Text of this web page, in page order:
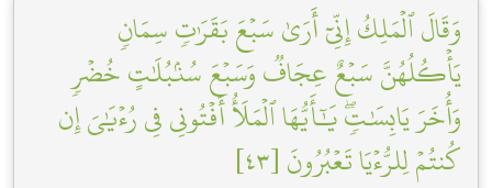
وَقَالَ ٱلۡمَلِكُ إِنِّيٓ أَرَىٰ سَبۡعَ بَقَرَٰتٖ سِمَانٖ
يَأۡكُلُهُنَّ سَبۡعٌ عِجَافٞ وَسَبۡعَ سُنۢبُلَٰتٍ خُضۡرٖ
وَأُخَرَ يَابِسَٰتٖۖ يَٰٓأَيُّهَا ٱلۡمَلَأُ أَفۡتُونِي فِي رُءۡيَٰيَ إِن
كُنتُمۡ لِلرُّءۡيَا تَعۡبُرُونَ [٤٣]